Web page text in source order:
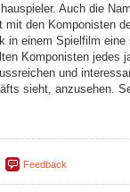
Auch die
mit den Komponisten
in einem Spielfilm eine
Komponisten jedes
und
sieht, anzusehen.
Feedback